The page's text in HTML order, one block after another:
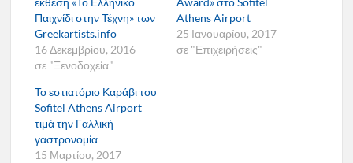
Παιχνίδι στην Τέχνη» των
Greekartists.info
16 Δεκεμβρίου, 2016
σε "Ξενοδοχεία"
Athens Airport
25 Ιανουαρίου, 2017
σε "Επιχειρήσεις"
Το εστιατόριο Καράβι του
Sofitel Athens Airport
τιμά την Γαλλική
γαστρονομία
15 Μαρτίου, 2017